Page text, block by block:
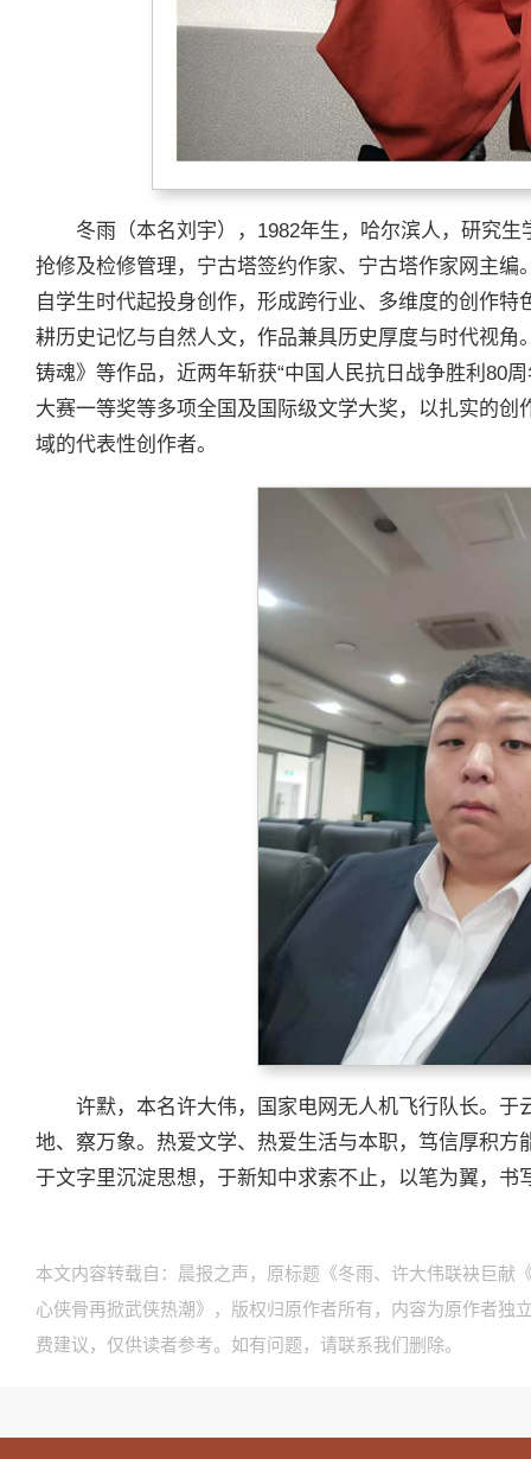
冬雨（本名刘宇），1982年生，哈尔滨人，研究
抢修及检修管理，宁古塔签约作家、宁古塔作家网主
自学生时代起投身创作，形成跨行业、多维度的创作
耕历史记忆与自然人文，作品兼具历史厚度与时代视角
铸魂》等作品，近两年斩获“中国人民抗日战争胜利80
大赛一等奖等多项全国及国际级文学大奖，以扎实的
域的代表性创作者。
许默，本名许大伟，国家电网无人机飞行队长。
地、察万象。热爱文学、热爱生活与本职，笃信厚积
于文字里沉淀思想，于新知中求索不止，以笔为翼，书
本文内容转载自：晨报之声，原标题《冬雨、许大伟联袂巨献
心侠骨再掀武侠热潮》，版权归原作者所有，内容为原作者独
费建议，仅供读者参考。如有问题，请联系我们删除。